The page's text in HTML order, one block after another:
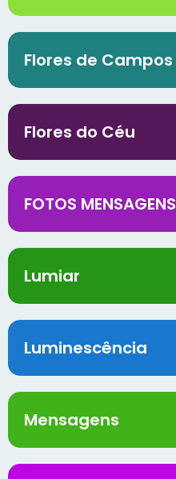
Flores de Campos
Flores do Céu
FOTOS MENSAGENS
Lumiar
Luminescência
Mensagens